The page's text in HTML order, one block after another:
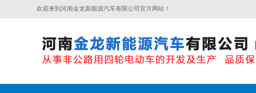
欢迎来到河南金龙新能源汽车有限公司官方网站！